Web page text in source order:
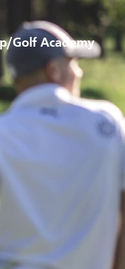
Golf Academy